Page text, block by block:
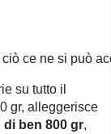
ciò ce ne si può
su tutto il
gr, alleggerisce
di ben 800 gr,